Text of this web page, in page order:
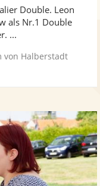
Fotos
5
Double. Leon
als Nr.1 Double
...
von Halberstadt